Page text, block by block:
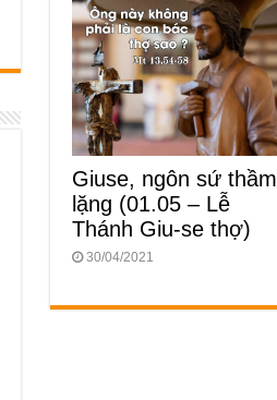
Giuse, ngôn sứ thầm
lặng (01.05 – Lễ
Thánh Giu-se thợ)
30/04/2021